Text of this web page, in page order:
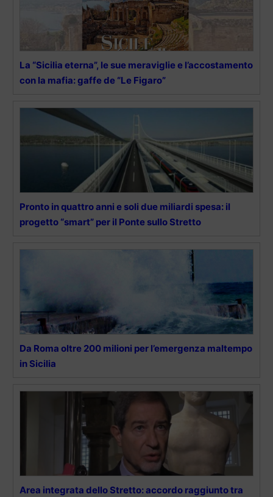
La “Sicilia eterna”, le sue meraviglie e l’accostamento
con la mafia: gaffe de “Le Figaro”
Pronto in quattro anni e soli due miliardi spesa: il
progetto “smart” per il Ponte sullo Stretto
Da Roma oltre 200 milioni per l’emergenza maltempo
in Sicilia
Area integrata dello Stretto: accordo raggiunto tra